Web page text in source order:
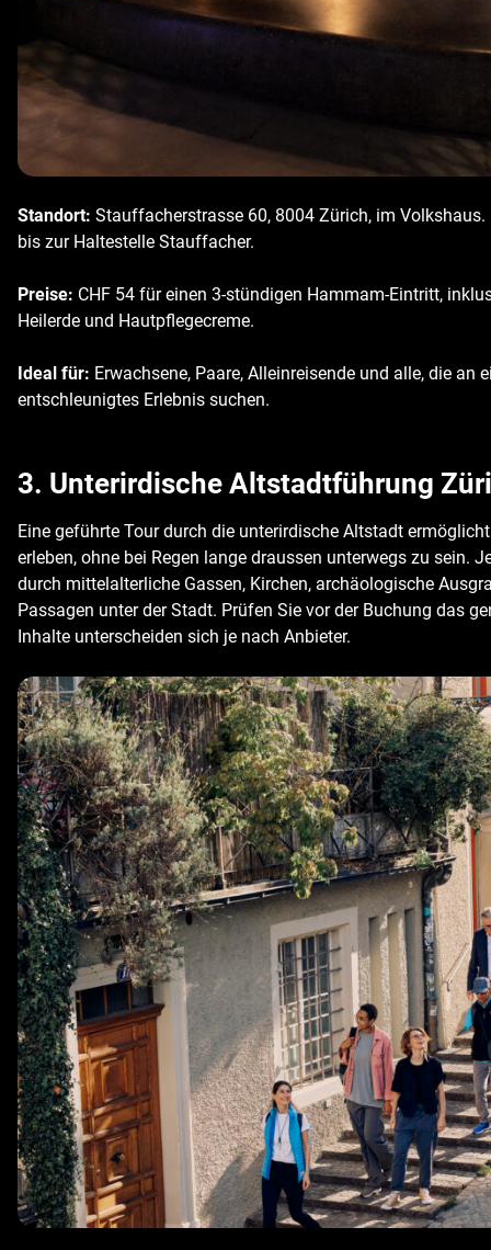
Standort: Stauffacherstrasse 60, 8004 Zürich, im Volkshaus.
bis zur Haltestelle Stauffacher.
Preise: CHF 54 für einen 3-stündigen Hammam-Eintritt,
Heilerde und Hautpflegecreme.
Ideal für: Erwachsene, Paare, Alleinreisende und alle, die an
entschleunigtes Erlebnis suchen.
3. Unterirdische Altstadtführung
Eine geführte Tour durch die unterirdische Altstadt
erleben, ohne bei Regen lange draussen unterwegs zu sein.
durch mittelalterliche Gassen, Kirchen, archäologische
Passagen unter der Stadt. Prüfen Sie vor der Buchung das
Inhalte unterscheiden sich je nach Anbieter.